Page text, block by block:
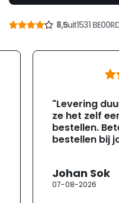
8,5uit1531
"Levering
ze het zelf
bestellen.
bestellen bij
Johan Sok
07-08-2026